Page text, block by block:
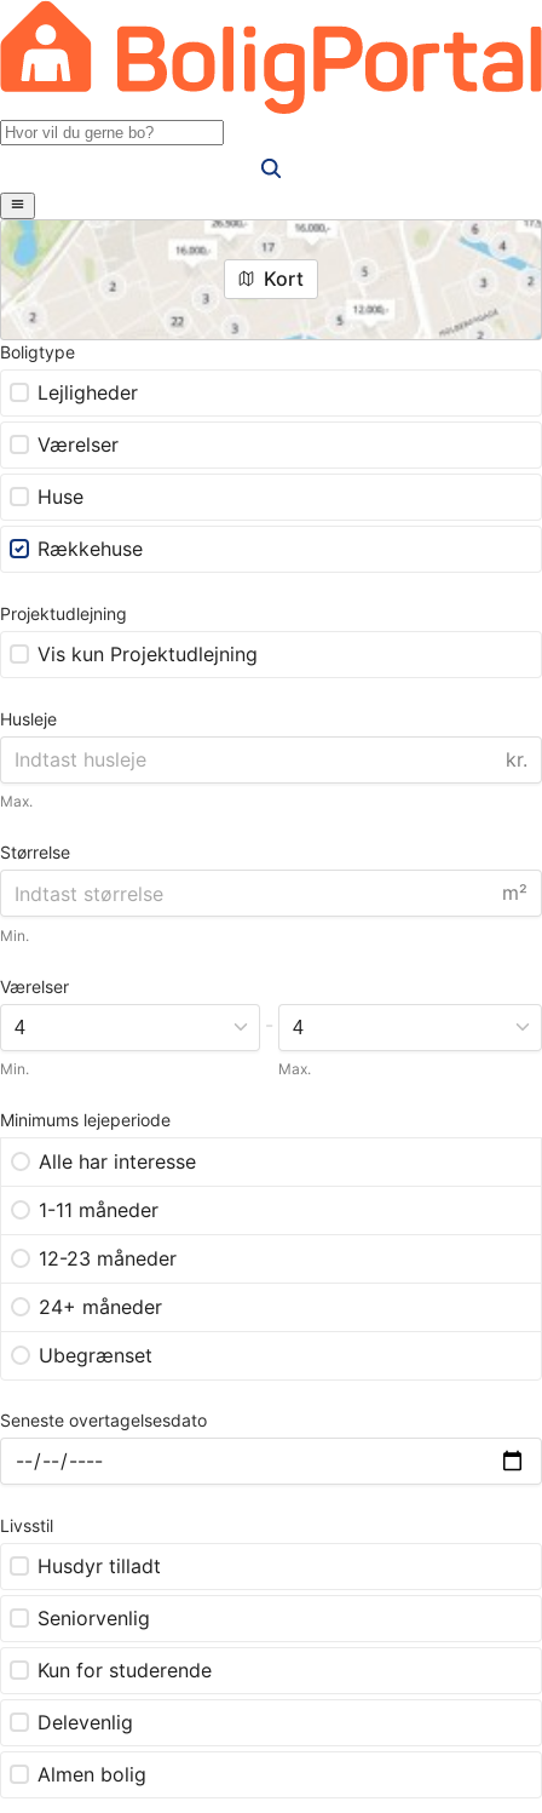
Kort
Boligtype
Lejligheder
Værelser
Huse
Rækkehuse
Projektudlejning
Vis kun Projektudlejning
Husleje
kr.
Max.
Størrelse
m²
Min.
Værelser
Min.
-
Max.
Minimums lejeperiode
Alle har interesse
1-11 måneder
12-23 måneder
24+ måneder
Ubegrænset
Seneste overtagelsesdato
Livsstil
Husdyr tilladt
Seniorvenlig
Kun for studerende
Delevenlig
Almen bolig